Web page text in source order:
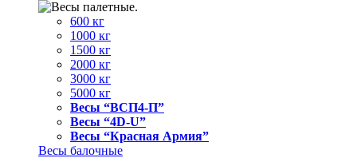
600 кг
1000 кг
1500 кг
2000 кг
3000 кг
5000 кг
Весы “ВСП4-П”
Весы “4D-U”
Весы “Красная Армия”
Весы балочные